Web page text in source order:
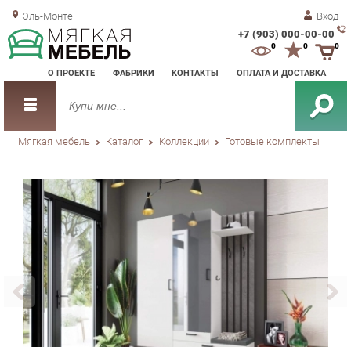
Эль-Монте Вход
+7 (903) 000-00-00
О ПРОЕКТЕ ФАБРИКИ КОНТАКТЫ ОПЛАТА И ДОСТАВКА
0 0
Мягкая мебель Каталог Коллекции Готовые комплекты